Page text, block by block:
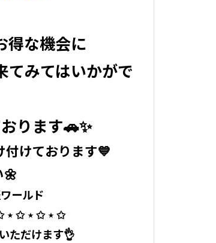
得な機会に
てみてはいかがで
ります🚗✨
けております💙
ールド
⋆ ✩ ⋆ ✩ ⋆ ✩
ただけます👌